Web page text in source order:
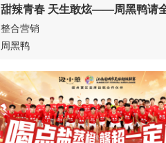
甜辣青春 天生敢炫——周黑鸭请
学生免费吃鸭
整合营销
周黑鸭